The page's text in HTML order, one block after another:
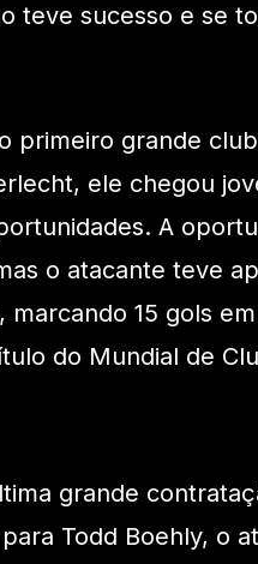
teve sucesso e se
primeiro grande
ele chegou
A
o atacante teve
marcando 15 gols
do Mundial de
grande
Todd Boehly, o